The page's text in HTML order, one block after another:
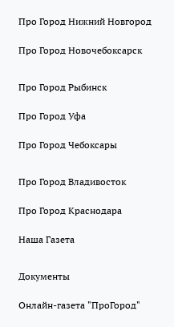
Про Город Нижний Новгород
Про Город Новочебоксарск
Про Город Рыбинск
Про Город Уфа
Про Город Чебоксары
Про Город Владивосток
Про Город Краснодара
Наша Газета
Документы
Онлайн-газета "ПроГород"